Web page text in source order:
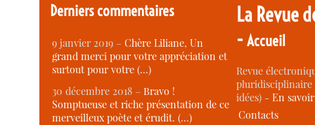
Derniers commentaires
9 janvier 2019 –Chère Liliane, Un
grand merci pour votre appréciation et
surtout pour votre (…)
30 décembre 2018 –Bravo !
Somptueuse et riche présentation de ce
merveilleux poète et érudit. (…)
La Revue
-Accueil
Revue
idées) -En
Contacts